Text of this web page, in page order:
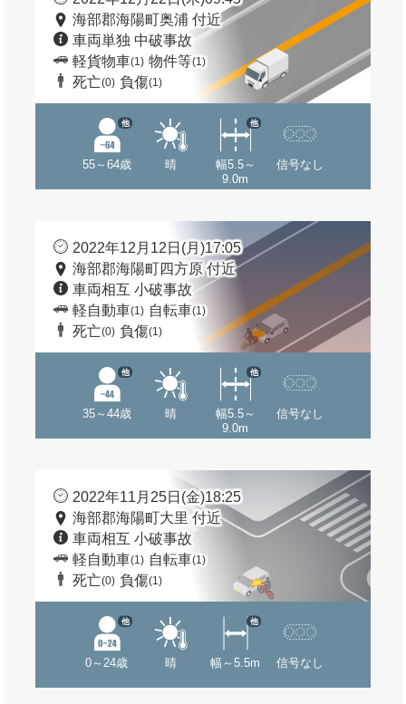
海部郡海陽町奥浦 付近
車両単独 中破事故
軽貨物車(1) 物件等(1)
死亡(0) 負傷(1)
55～64歳
他
晴
幅5.5～
9.0m
他
信号なし
2022年12月12日(月)17:05
海部郡海陽町四方原 付近
車両相互 小破事故
軽自動車(1) 自転車(1)
死亡(0) 負傷(1)
35～44歳
他
晴
幅5.5～
9.0m
他
信号なし
2022年11月25日(金)18:25
海部郡海陽町大里 付近
車両相互 小破事故
軽自動車(1) 自転車(1)
死亡(0) 負傷(1)
0～24歳
他
晴 幅～5.5m
他
信号なし